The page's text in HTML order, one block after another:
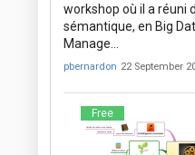
workshop où il a réuni
sémantique, en Big
Manage…
pbernardon 22 September
Free